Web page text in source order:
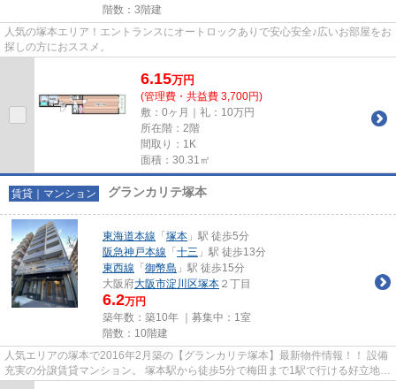
階数：3階建
人気の塚本エリア！エントランスにオートロックありで安心安全♪広いお部屋をお
探しの方におススメ。
6.15万円
(管理費・共益費 3,700円)
敷：0ヶ月｜礼：10万円
所在階：2階
間取り：1K
面積：30.31㎡
賃貸｜マンション グランカリテ塚本
東海道本線 「 塚本 」駅 徒歩5分
阪急神戸本線 「 十三 」駅 徒歩13分
東西線 「 御幣島 」駅 徒歩15分
大阪府大阪市淀川区塚本 ２丁目
6.2万円
築年数：築10年 ｜募集中： 1室
階数：10階建
人気エリアの塚本で2016年2月築の【グランカリテ塚本】最新物件情報！！ 設備
充実の分譲賃貸マンション。 塚本駅から徒歩5分で梅田まで1駅で行ける好立地。